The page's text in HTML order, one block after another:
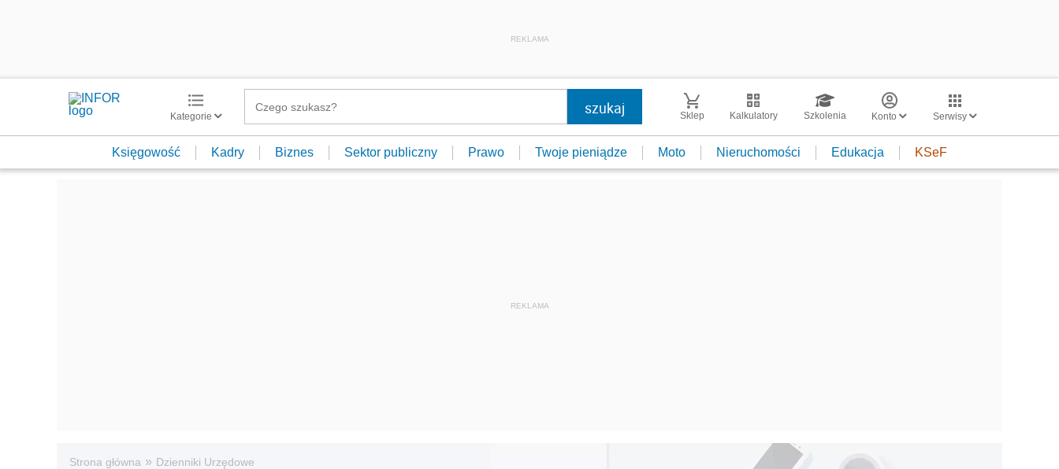
REKLAMA
Kategorie Sklep Kalkulatory Szkolenia Konto Serwisy
Księgowość Kadry Biznes Sektor publiczny Prawo Twoje pieniądze Moto Nieruchomości Edukacja KSeF
Strona główna » Dzienniki Urzędowe